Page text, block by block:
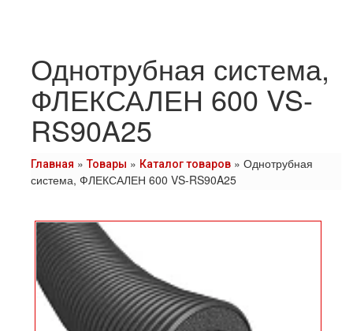
Однотрубная система,
ФЛЕКСАЛЕН 600 VS-
RS90A25
Главная »Товары » Каталог товаров » Однотрубная
система, ФЛЕКСАЛЕН 600 VS-RS90A25